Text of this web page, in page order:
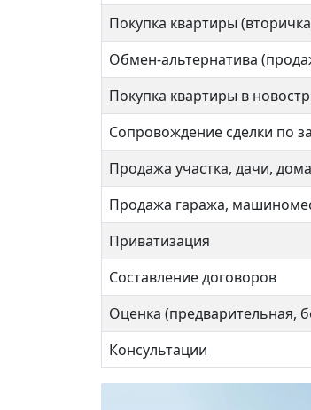
Покупка квартиры
Обмен-альтернатива
Покупка квартиры в
Сопровождение сделки по
Продажа участка, дачи, дома
Продажа гаража,
Приватизация
Составление договоров
Оценка (предварительная,
Консультации